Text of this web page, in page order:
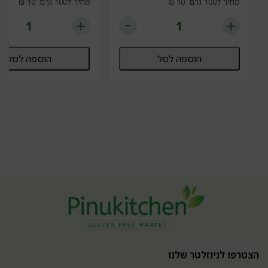
הוספה לסל הוספה לסל
הצטרפו לניוזלטר שלנו